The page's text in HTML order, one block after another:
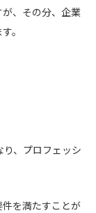
、その分、企業
。
、プロフェッシ
を満たすことが